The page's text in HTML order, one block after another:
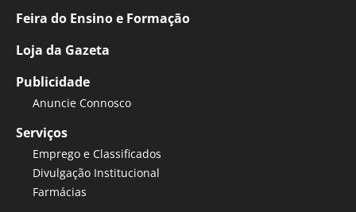
Feira do Ensino e Formação
Loja da Gazeta
Publicidade
Anuncie Connosco
Serviços
Emprego e Classificados
Divulgação Institucional
Farmácias